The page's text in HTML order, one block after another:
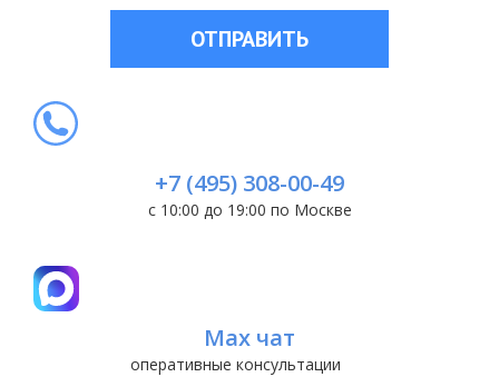
ОТПРАВИТЬ
+7 (495) 308-00-49
с 10:00 до 19:00 по Москве
Max чат
оперативные консультации